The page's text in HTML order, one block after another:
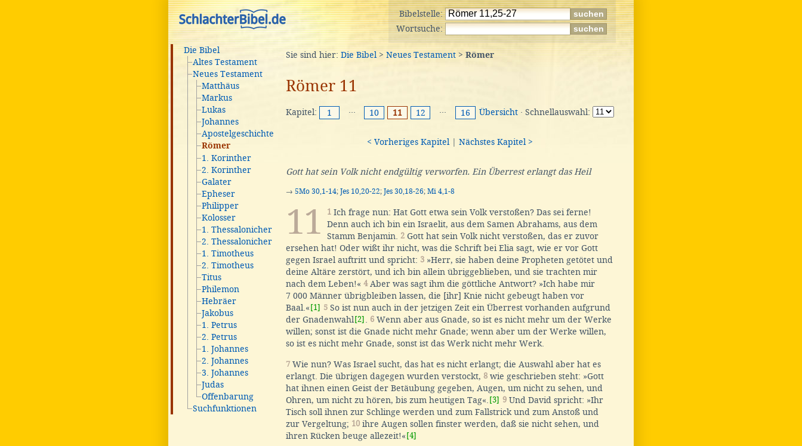
Bibelstelle:
Wortsuche:
Die Bibel
Altes Testament
Neues Testament
Matthäus
Markus
Lukas
Johannes
Apostelgeschichte
Römer
1. Korinther
2. Korinther
Galater
Epheser
Philipper
Kolosser
1. Thessalonicher
2. Thessalonicher
1. Timotheus
2. Timotheus
Titus
Philemon
Hebräer
Jakobus
1. Petrus
2. Petrus
1. Johannes
2. Johannes
3. Johannes
Judas
Offenbarung
Suchfunktionen
Sie sind hier: Die Bibel> Neues Testament>Römer
Römer 11
Kapitel: 1 ··· 10 11 12 ··· 16 Übersicht · Schnellauswahl:
< Vorheriges Kapitel Nächstes Kapitel >
Gott hat sein Volk nicht endgültig verworfen. Ein Überrest erlangt das Heil
→ 5Mo 30,1-14; Jes 10,20-22; Jes 30,18-26; Mi 4,1-8
11 1 Ich frage nun: Hat Gott etwa sein Volk verstoßen? Das sei ferne!
Denn auch ich bin ein Israelit, aus dem Samen Abrahams, aus dem
Stamm Benjamin. 2 Gott hat sein Volk nicht verstoßen, das er zuvor
ersehen hat! Oder wißt ihr nicht, was die Schrift bei Elia sagt, wie er vor Gott
gegen Israel auftritt und spricht: 3 »Herr, sie haben deine Propheten getötet und
deine Altäre zerstört, und ich bin allein übriggeblieben, und sie trachten mir
nach dem Leben!« 4Aber was sagt ihm die göttliche Antwort? »Ich habe mir
7 000 Männer übrigbleiben lassen, die [ihr] Knie nicht gebeugt haben vor
Baal.« [1] 5 So ist nun auch in der jetzigen Zeit ein Überrest vorhanden aufgrund
der Gnadenwahl [2] 6 Wenn aber aus Gnade, so ist es nicht mehr um der Werke
willen; sonst ist die Gnade nicht mehr Gnade; wenn aber um der Werke willen,
so ist es nicht mehr Gnade, sonst ist das Werk nicht mehr Werk.
7 Wie nun? Was Israel sucht, das hat es nicht erlangt; die Auswahl aber hat es
erlangt. Die übrigen dagegen wurden verstockt, 8 wie geschrieben steht: »Gott
hat ihnen einen Geist der Betäubung gegeben, Augen, um nicht zu sehen, und
Ohren, um nicht zu hören, bis zum heutigen Tag«. [3] 9 Und David spricht: »Ihr
Tisch soll ihnen zur Schlinge werden und zum Fallstrick und zum Anstoß und
zur Vergeltung; 10 ihre Augen sollen finster werden, daß sie nicht sehen, und
ihren Rücken beuge allezeit!« [4]